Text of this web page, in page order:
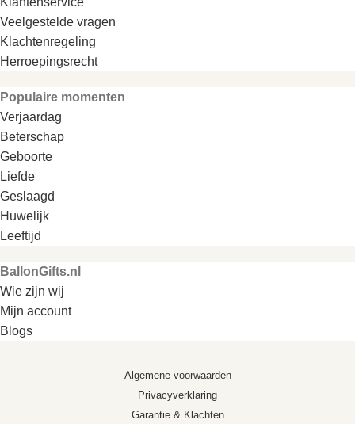
Veelgestelde vragen
Klachtenregeling
Herroepingsrecht
Populaire momenten
Verjaardag
Beterschap
Geboorte
Liefde
Geslaagd
Huwelijk
Leeftijd
BallonGifts.nl
Wie zijn wij
Mijn account
Blogs
Algemene voorwaarden
Privacyverklaring
Garantie & Klachten